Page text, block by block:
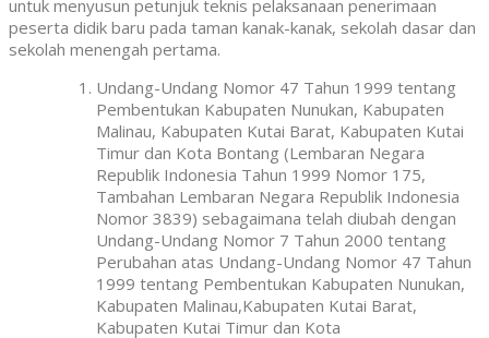
untuk menyusun petunjuk teknis pelaksanaan penerimaan
peserta didik baru pada taman kanak-kanak, sekolah dasar dan
sekolah menengah pertama.
Undang-Undang Nomor 47 Tahun 1999 tentang
Pembentukan Kabupaten Nunukan, Kabupaten
Malinau, Kabupaten Kutai Barat, Kabupaten Kutai
Timur dan Kota Bontang (Lembaran Negara
Republik Indonesia Tahun 1999 Nomor 175,
Tambahan Lembaran Negara Republik Indonesia
Nomor 3839) sebagaimana telah diubah dengan
Undang-Undang Nomor 7 Tahun 2000 tentang
Perubahan atas Undang-Undang Nomor 47 Tahun
1999 tentang Pembentukan Kabupaten Nunukan,
Kabupaten Malinau,Kabupaten Kutai Barat,
Kabupaten Kutai Timur dan Kota